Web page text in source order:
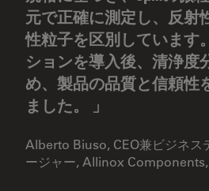
元で正確に測定し、反射
性粒子を区別しています
ションを導入後、清浄度
め、製品の品質と信頼性
ました。
Alberto Biuso, CEO兼ビジネス
ージャー, Allinox